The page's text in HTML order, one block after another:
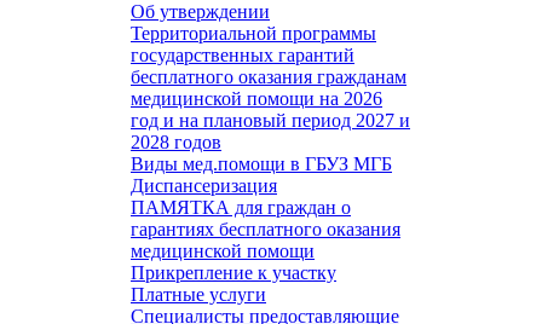
Об утверждении
Территориальной программы
государственных гарантий
бесплатного оказания гражданам
медицинской помощи на 2026
год и на плановый период 2027 и
2028 годов
Виды мед.помощи в ГБУЗ МГБ
Диспансеризация
ПАМЯТКА для граждан о
гарантиях бесплатного оказания
медицинской помощи
Прикрепление к участку
Платные услуги
Специалисты предоставляющие